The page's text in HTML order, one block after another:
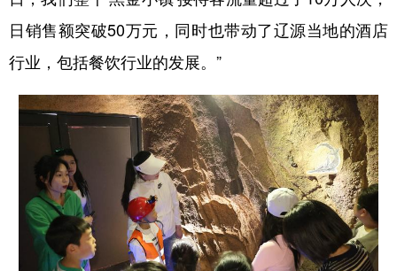
日销售额突破50万元，同时也带动了辽源当地的酒店
行业，包括餐饮行业的发展。”